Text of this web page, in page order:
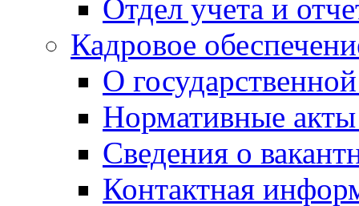
Отдел учета и
Кадровое
О
Нормативные акты
Сведения о
Контактная